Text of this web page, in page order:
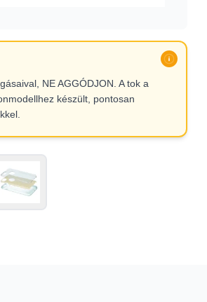
NE AGGÓDJON. A tok a
készült, pontosan